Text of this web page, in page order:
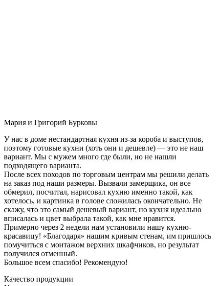
Мария и Григорий Бурковы
У нас в доме нестандартная кухня из-за короба и выступов,
поэтому готовые кухни (хоть они и дешевле) — это не наш
вариант. Мы с мужем много где были, но не нашли
подходящего варианта.
После всех походов по торговым центрам мы решили делать
на заказ под наши размеры. Вызвали замерщика, он все
обмерил, посчитал, нарисовал кухню именно такой, как
хотелось, и картинка в голове сложилась окончательно. Не
скажу, что это самый дешевый вариант, но кухня идеально
вписалась и цвет выбрала такой, как мне нравится.
Примерно через 2 недели нам установили нашу кухню-
красавицу! «Благодаря» нашим кривым стенам, им пришлось
помучиться с монтажом верхних шкафчиков, но результат
получился отменный.
Большое всем спасибо! Рекомендую!
Качество продукции